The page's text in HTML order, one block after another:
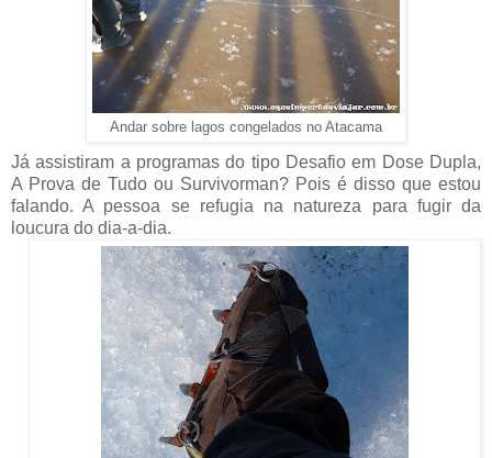
Andar sobre lagos congelados no Atacama
Já assistiram a programas do tipo Desafio em Dose Dupla,
A Prova de Tudo ou Survivorman? Pois é disso que estou
falando. A pessoa se refugia na natureza para fugir da
loucura do dia-a-dia.